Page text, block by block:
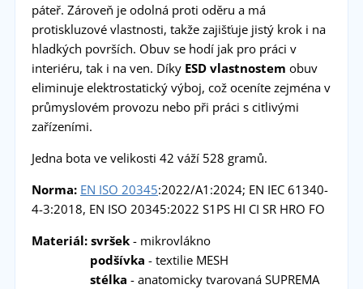
páteř. Zároveň je odolná proti oděru a má
protiskluzové vlastnosti, takže zajišťuje jistý krok i na
hladkých površích. Obuv se hodí jak pro práci v
interiéru, tak i na ven. Díky ESD vlastnostem obuv
eliminuje elektrostatický výboj, což oceníte zejména v
průmyslovém provozu nebo při práci s citlivými
zařízeními.
Jedna bota ve velikosti 42 váží 528 gramů.
Norma: EN ISO 20345:2022/A1:2024; EN IEC 61340-
4-3:2018, EN ISO 20345:2022 S1PS HI CI SR HRO FO
Materiál: svršek- mikrovlákno
podšívka - textilie MESH
stélka - anatomicky tvarovaná SUPREMA